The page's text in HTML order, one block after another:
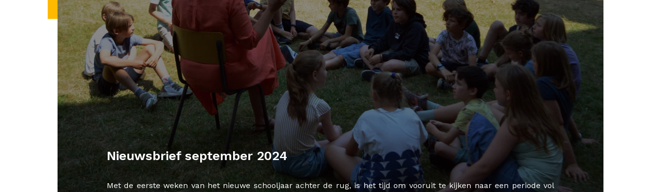
Nieuwsbrief september 2024
Met de eerste weken van het nieuwe schooljaar achter de rug, is het tijd om vooruit te kijken naar een periode vol